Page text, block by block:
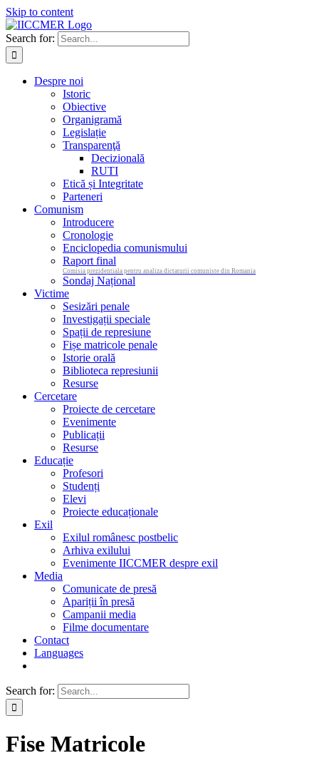
Skip to content
Search for:
Despre noi
Istoric
Obiective
Organigramă
Legislație
Transparenţă
Decizională
RUTI
Etică și Integritate
Parteneri
Comunism
Introducere
Cronologie
Enciclopedia comunismului
Raport final
Comisia prezidentiala pentru analiza dictaturii comuniste din Romania
Sondaj Național
Victime
Sesizări penale
Investigații speciale
Spații de represiune
Fișe matricole penale
Istorie orală
Biblioteca represiunii
Resurse
Cercetare
Proiecte de cercetare
Evenimente
Publicații
Resurse
Educație
Profesori
Studenți
Elevi
Proiecte educaționale
Exil
Exilul românesc postbelic
Arhiva exilului
Evenimente IICCMER despre exil
Media
Comunicate de presă
Apariții în presă
Campanii media
Filme documentare
Contact
Languages
Search for:
Fise Matricole